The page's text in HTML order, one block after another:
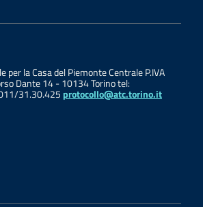
per la Casa del Piemonte Centrale P.IVA
Dante 14 - 10134 Torino tel:
31.30.425 protocollo@atc.torino.it